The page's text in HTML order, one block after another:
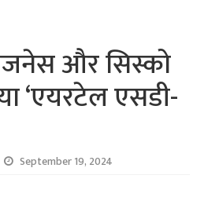
और सिस्को
‘एयरटेल एसडी-
September 19, 2024